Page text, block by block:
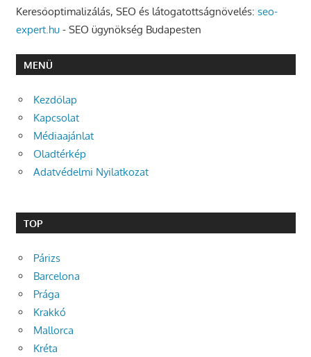
Keresőoptimalizálás, SEO és látogatottságnövelés: seo-
expert.hu- SEO ügynökség Budapesten
MENÜ
Kezdőlap
Kapcsolat
Médiaajánlat
Oladtérkép
Adatvédelmi Nyilatkozat
TOP
Párizs
Barcelona
Prága
Krakkó
Mallorca
Kréta